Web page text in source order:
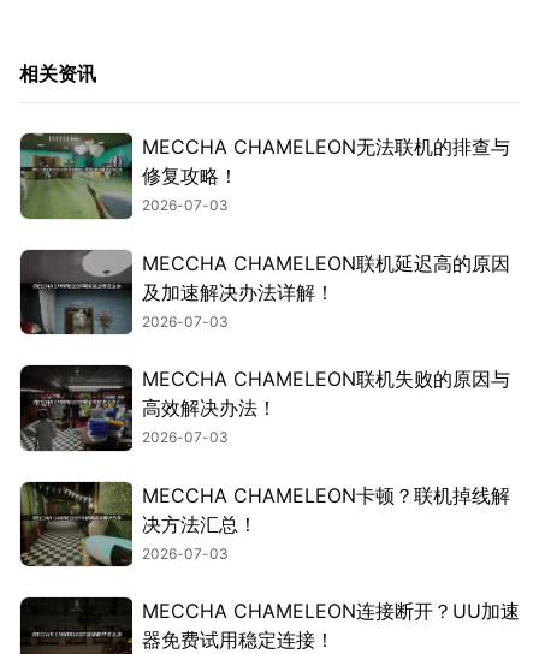
相关资讯
MECCHA CHAMELEON无法联机的排查与
修复攻略！
2026-07-03
MECCHA CHAMELEON联机延迟高的原因
及加速解决办法详解！
2026-07-03
MECCHA CHAMELEON联机失败的原因与
高效解决办法！
2026-07-03
MECCHA CHAMELEON卡顿？联机掉线解
决方法汇总！
2026-07-03
MECCHA CHAMELEON连接断开？UU加速
器免费试用稳定连接！